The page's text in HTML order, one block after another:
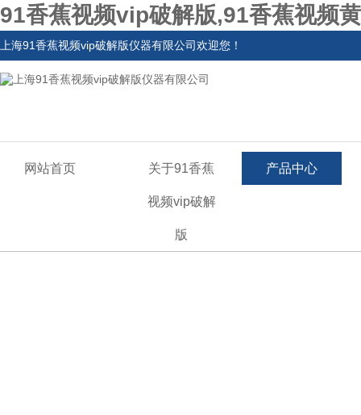
91香蕉视频vip破解版,91香蕉视频
上海91香蕉视频vip破解版仪器有限公司欢迎您！
网站首页 关于91香蕉
视频vip破解
版
产品中心